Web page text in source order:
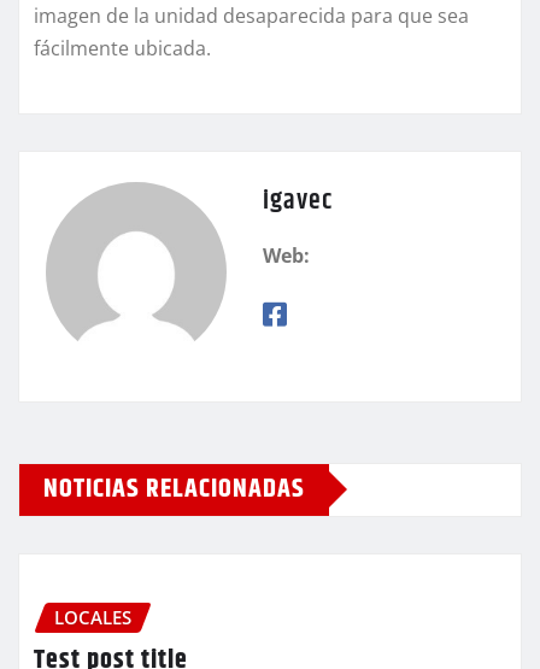
imagen de la unidad desaparecida para que sea
fácilmente ubicada.
igavec
Web:
NOTICIAS RELACIONADAS
LOCALES